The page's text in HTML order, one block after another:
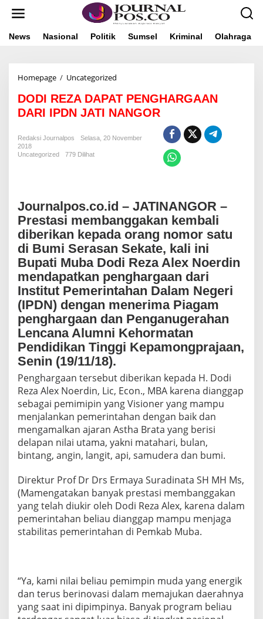
News Nasional Politik Sumsel Kriminal Olahraga
Homepage / Uncategorized
D
I
R
Z
T
E
N
G
H
A
R
G
A
N
D
R
P
D
N
J
A
T
I
N
N
G
O
R
DODI REZA DAPAT PENGHARGAAN
DARI IPDN JATI NANGOR
Redaksi Journalpos
Selasa, 20 November
2018
Uncategorized
779 Dilihat
Journalpos.co.id – JATINANGOR –
Prestasi membanggakan kembali
diberikan kepada orang nomor satu
di Bumi Serasan Sekate, kali ini
Bupati Muba Dodi Reza Alex Noerdin
mendapatkan penghargaan dari
Institut Pemerintahan Dalam Negeri
(IPDN) dengan menerima Piagam
penghargaan dan Penganugerahan
Lencana Alumni Kehormatan
Pendidikan Tinggi Kepamongprajaan,
Senin (19/11/18).
Penghargaan tersebut diberikan kepada H. Dodi
Reza Alex Noerdin, Lic, Econ., MBA karena dianggap
sebagai pemimipin yang Visioner yang mampu
menjalankan pemerintahan dengan baik dan
mengamalkan ajaran Astha Brata yang berisi
delapan nilai utama, yakni matahari, bulan,
bintang, angin, langit, api, samudera dan bumi.
Direktur Prof Dr Drs Ermaya Suradinata SH MH Ms,
(Mamengatakan banyak prestasi membanggakan
yang telah diukir oleh Dodi Reza Alex, karena dalam
pemerintahan beliau dianggap mampu menjaga
stabilitas pemerintahan di Pemkab Muba.
“Ya, kami nilai beliau pemimpin muda yang energik
dan terus berinovasi dalam memajukan daerahnya
yang saat ini dipimpinya. Banyak program beliau